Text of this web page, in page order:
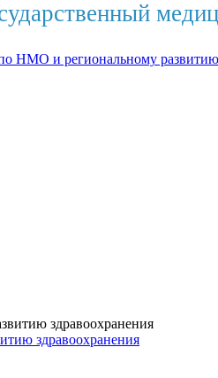
НМО и региональному развитию
здравоохранения